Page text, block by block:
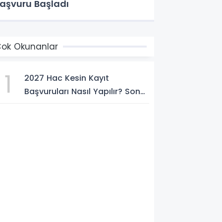
Başladı
Okunanlar
1
2027 Hac Kesin Kayıt
Başvuruları Nasıl Yapılır? Son